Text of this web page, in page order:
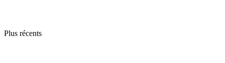
Plus récents